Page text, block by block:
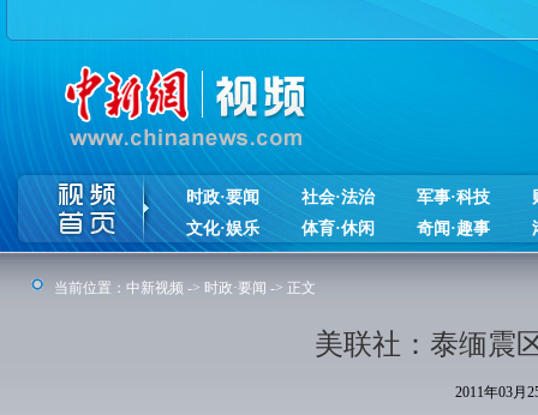
时政·要闻 社会·法治 军事·科技
文化·娱乐
体育·休闲 奇闻·趣事
当前位置： 中新视频 -> 时政·要闻 -> 正文
美联社：泰缅震
2011年03月